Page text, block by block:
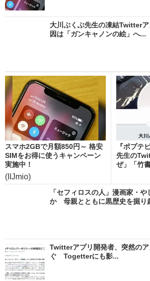
大川ぶくぶ先生の凍結Twitter
因は「ガンキャノンの絵」へ...
スマホ2GBで月額850円～ 格安
SIMをお得に使うキャンペーン
実施中！
(IIJmio)
『ポプテ
先生の
ぜ」「竹
「セフィロスの人」漫画家・
か 母親とともに黒歴史を掘り
Twitterアプリ開発者、突然の
ぐ Togetterにも影...